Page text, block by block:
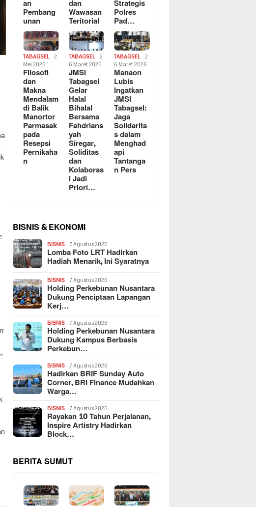
an
Pembang
unan
dan
Wawasan
Teritorial
Strategis
Polres
Pad…
TABAGSEL
2
Mei 2026
Filosofi
dan
Makna
Mendalam
di Balik
Manortor
Parmasak
pada
Resepsi
Pernikaha
n
TABAGSEL
2
6 Maret 2026
JMSI
Tabagsel
Gelar
Halal
Bihalal
Bersama
Fahdrians
yah
Siregar,
Soliditas
dan
Kolaboras
i Jadi
Priori…
TABAGSEL
2
6 Maret 2026
Manaon
Lubis
Ingatkan
JMSI
Tabagsel:
Jaga
Solidarita
s dalam
Menghad
api
Tantanga
n Pers
BISNIS & EKONOMI
BISNIS 7 Agustus 2026
Lomba Foto LRT Hadirkan
Hadiah Menarik, Ini Syaratnya
BISNIS 7 Agustus 2026
Holding Perkebunan Nusantara
Dukung Penciptaan Lapangan
Kerj…
BISNIS 7 Agustus 2026
Holding Perkebunan Nusantara
Dukung Kampus Berbasis
Perkebun…
BISNIS 7 Agustus 2026
Hadirkan BRIF Sunday Auto
Corner, BRI Finance Mudahkan
Warga…
BISNIS 7 Agustus 2026
Rayakan 10 Tahun Perjalanan,
Inspire Artistry Hadirkan
Block…
BERITA SUMUT